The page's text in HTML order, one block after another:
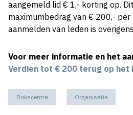
aangemeld lid € 1,- korting op.
maximumbedrag van € 200,-
aanmelden van leden is
Voor meer informatie en het
Verdien tot € 200 terug op het
Bokscentra Organisatie